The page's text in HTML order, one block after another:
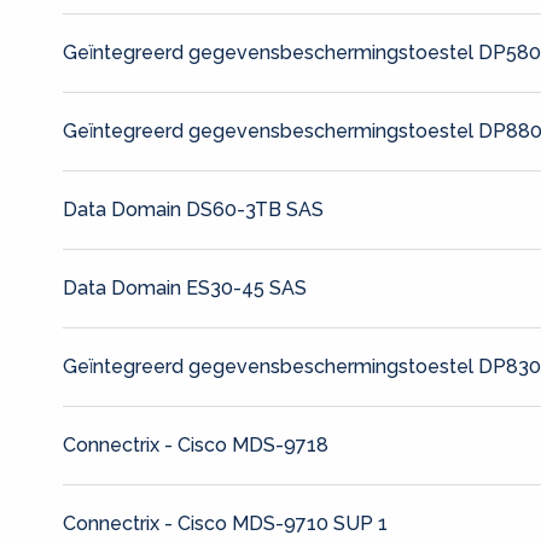
Geïntegreerd gegevensbeschermingstoestel
Geïntegreerd gegevensbeschermingstoestel
Data Domain DS60-3TB SAS
Data Domain ES30-45 SAS
Geïntegreerd gegevensbeschermingstoestel
Connectrix - Cisco MDS-9718
Connectrix - Cisco MDS-9710 SUP 1